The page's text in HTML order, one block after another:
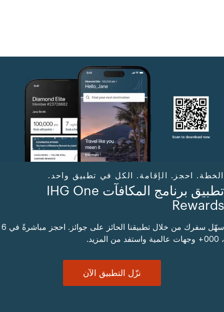
الخطة. احجز. الإقامة. الكل في تطبيق واحد.
تطبيق برنامج المكافآت IHG One
Rewards
سهّل سفرك من خلال تطبيقنا الحائز على جوائز. احجز مباشرةً في 6
، 000+ وجهات عالمية واستفد من المزيد.
نزّل التطبيق الآن